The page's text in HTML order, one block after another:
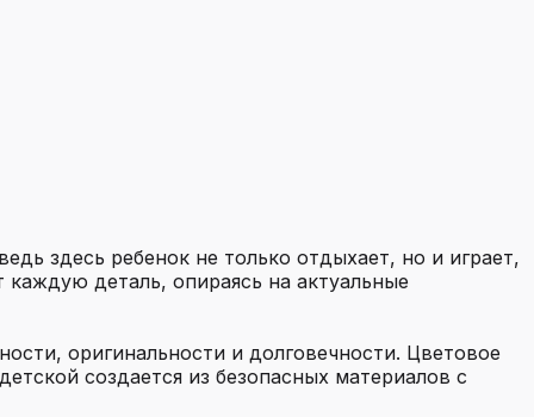
здесь ребенок не только отдыхает, но и играет,
деталь, опираясь на актуальные
оригинальности и долговечности. Цветовое
создается из безопасных материалов с